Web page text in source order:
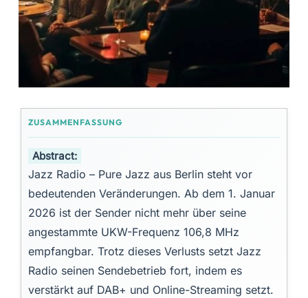
Abstract:
Jazz Radio – Pure Jazz aus Berlin steht vor
bedeutenden Veränderungen. Ab dem 1. Januar
2026 ist der Sender nicht mehr über seine
angestammte UKW-Frequenz 106,8 MHz
empfangbar. Trotz dieses Verlusts setzt Jazz
Radio seinen Sendebetrieb fort, indem es
verstärkt auf DAB+ und Online-Streaming setzt.